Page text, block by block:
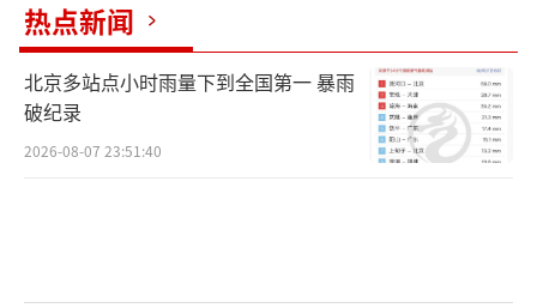
热点新闻
北京多站点小时雨量下到全国第一 暴雨
破纪录
2026-08-07 23:51:40